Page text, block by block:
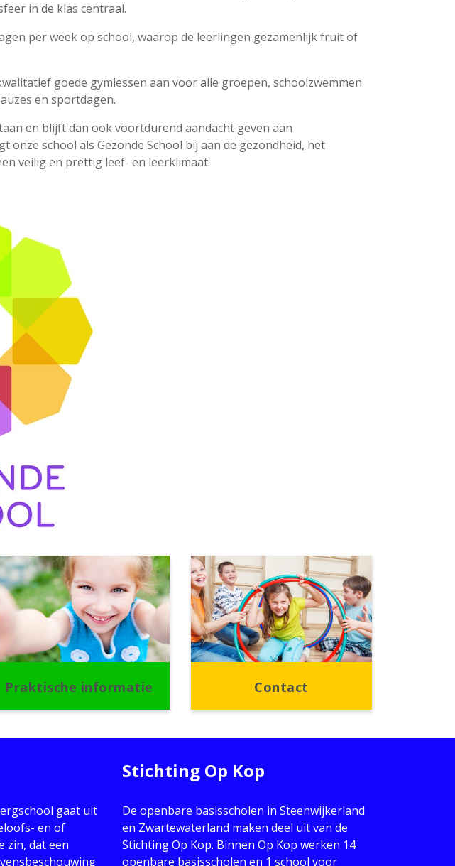
in de klas centraal.
per week op school, waarop de leerlingen gezamenlijk fruit of
goede gymlessen aan voor alle groepen, schoolzwemmen
en sportdagen.
en blijft dan ook voortdurend aandacht geven aan
onze school als Gezonde School bij aan de gezondheid, het
veilig en prettig leef- en leerklimaat.
Praktische informatie Contact
gaat uit
en of
zin, dat een
Stichting Op Kop
De openbare basisscholen in Steenwijkerland
en Zwartewaterland maken deel uit van de
Stichting Op Kop. Binnen Op Kop werken 14
openbare basisscholen en 1 school voor